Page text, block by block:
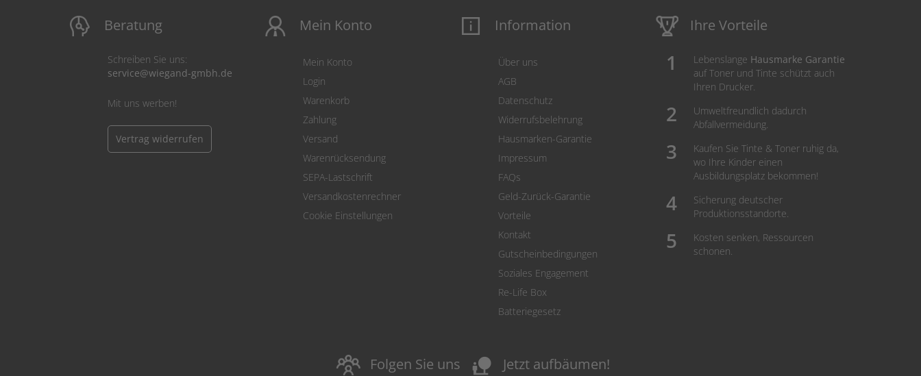
Beratung
Schreiben Sie uns:
service@wiegand-gmbh.de
Mit uns werben!
Vertrag widerrufen
Mein Konto
Mein Konto
Login
Warenkorb
Zahlung
Versand
Warenrücksendung
SEPA-Lastschrift
Versandkostenrechner
Cookie Einstellungen
Information
Über uns
AGB
Datenschutz
Widerrufsbelehrung
Hausmarken-Garantie
Impressum
FAQs
Geld-Zurück-Garantie
Vorteile
Kontakt
Gutscheinbedingungen
Soziales Engagement
Re-Life Box
Batteriegesetz
Ihre Vorteile
Lebenslange Hausmarke Garantie
auf Toner und Tinte schützt auch
Ihren Drucker.
Umweltfreundlich dadurch
Abfallvermeidung.
Kaufen Sie Tinte & Toner ruhig da,
wo Ihre Kinder einen
Ausbildungsplatz bekommen!
Sicherung deutscher
Produktionsstandorte.
Kosten senken, Ressourcen
schonen.
Folgen Sie uns nature_people Jetzt aufbäumen!